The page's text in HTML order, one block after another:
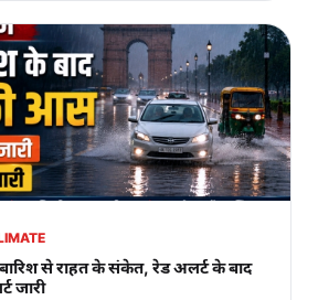
से राहत के संकेत, रेड अलर्ट के बाद
जारी